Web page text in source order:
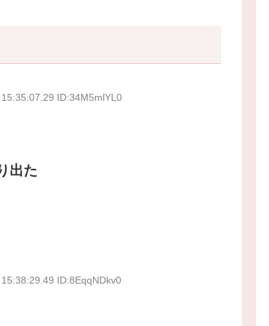
ID:34M5mlYL0
出た
ID:8EqqNDkv0